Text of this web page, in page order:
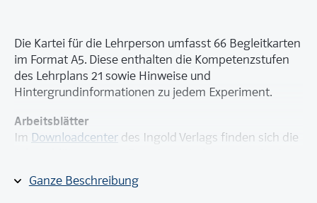
Ganze Beschreibung
Die Kartei für die Lehrperson umfasst 66 Begleitkarten
im Format A5. Diese enthalten die Kompetenzstufen
des Lehrplans 21 sowie Hinweise und
Hintergrundinformationen zu jedem Experiment.
Arbeitsblätter
Im Downloadcenter des Ingold Verlags finden sich die